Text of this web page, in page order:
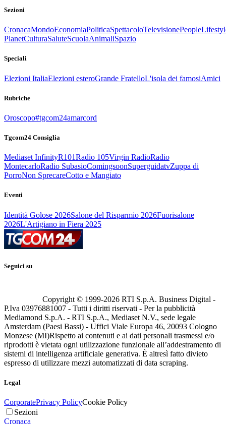
Sezioni
CronacaMondoEconomiaPoliticaSpettacoloTelevisionePeople
PlanetCulturaSaluteScuolaAnimaliSpazio
Speciali
Elezioni ItaliaElezioni esteroGrande FratelloL'isola dei famosiAmici
Rubriche
Oroscopo#tgcom24amarcord
Tgcom24 Consiglia
Mediaset InfinityR101Radio 105Virgin RadioRadio
MontecarloRadio SubasioComingsoonSuperguidatvZuppa di
PorroNon SprecareCotto e Mangiato
Eventi
Identità Golose 2026Salone del Risparmio 2026Fuorisalone
2026L'Artigiano in Fiera 2025
Seguici su
Copyright © 1999-2026 RTI S.p.A. Business Digital -
P.Iva 03976881007 - Tutti i diritti riservati - Per la pubblicità
Mediamond S.p.A. - RTI S.p.A., Mediaset N.V., sede legale
Amsterdam (Paesi Bassi) - Uffici Viale Europa 46, 20093 Cologno
Monzese (MI)Rispetto ai contenuti e ai dati personali trasmessi e/o
riprodotti è vietata ogni utilizzazione funzionale all’addestramento di
sistemi di intelligenza artificiale generativa. È altresì fatto divieto
espresso di utilizzare mezzi automatizzati di data scraping.
Legal
CorporatePrivacy PolicyCookie Policy
Sezioni
Cronaca